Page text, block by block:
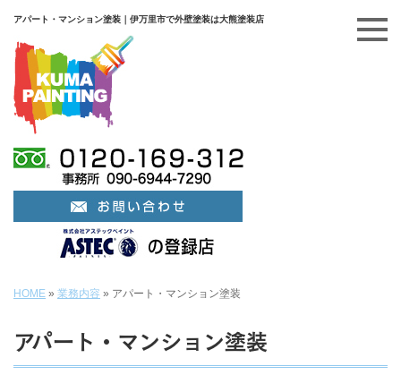
アパート・マンション塗装｜伊万里市で外壁塗装は大熊塗装店
HOME » 業務内容 » アパート・マンション塗装
アパート・マンション塗装